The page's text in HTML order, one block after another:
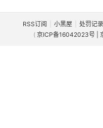
RSS订阅 小黑屋 处罚记录
( 京ICP备16042023号 |